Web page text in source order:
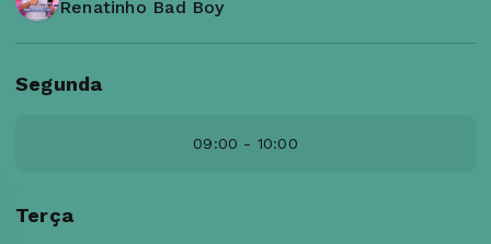
Renatinho Bad Boy
Segunda
09:00 - 10:00
Terça